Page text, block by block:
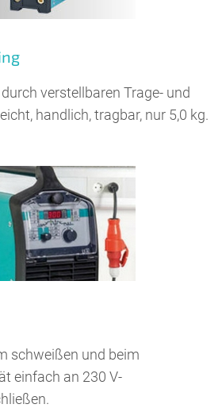
verstell­baren Trage- und
handlich, tragbar, nur 5,0 kg.
schweißen und beim
einfach an 230 V-